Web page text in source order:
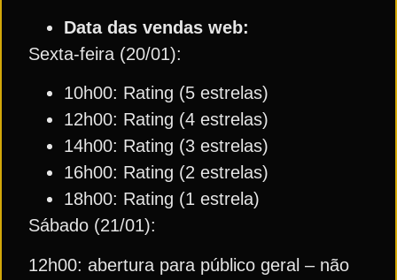
Data das vendas web:
Sexta-feira (20/01):
10h00: Rating (5 estrelas)
12h00: Rating (4 estrelas)
14h00: Rating (3 estrelas)
16h00: Rating (2 estrelas)
18h00: Rating (1 estrela)
Sábado (21/01):
12h00: abertura para público geral – não